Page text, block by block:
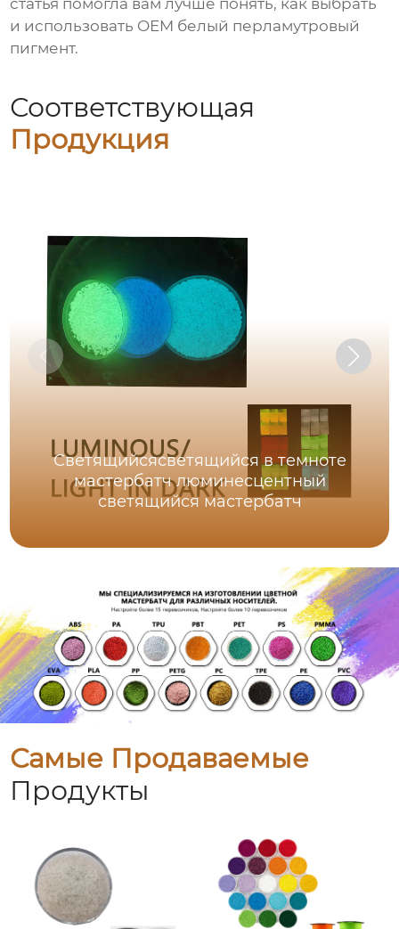
статья помогла вам лучше понять, как выбрать
и использовать OEM белый перламутровый
пигмент.
Соответствующая
Продукция
Светящийсясветящийся в темноте
мастербатч люминесцентный
светящийся мастербатч
Самые Продаваемые
Продукты